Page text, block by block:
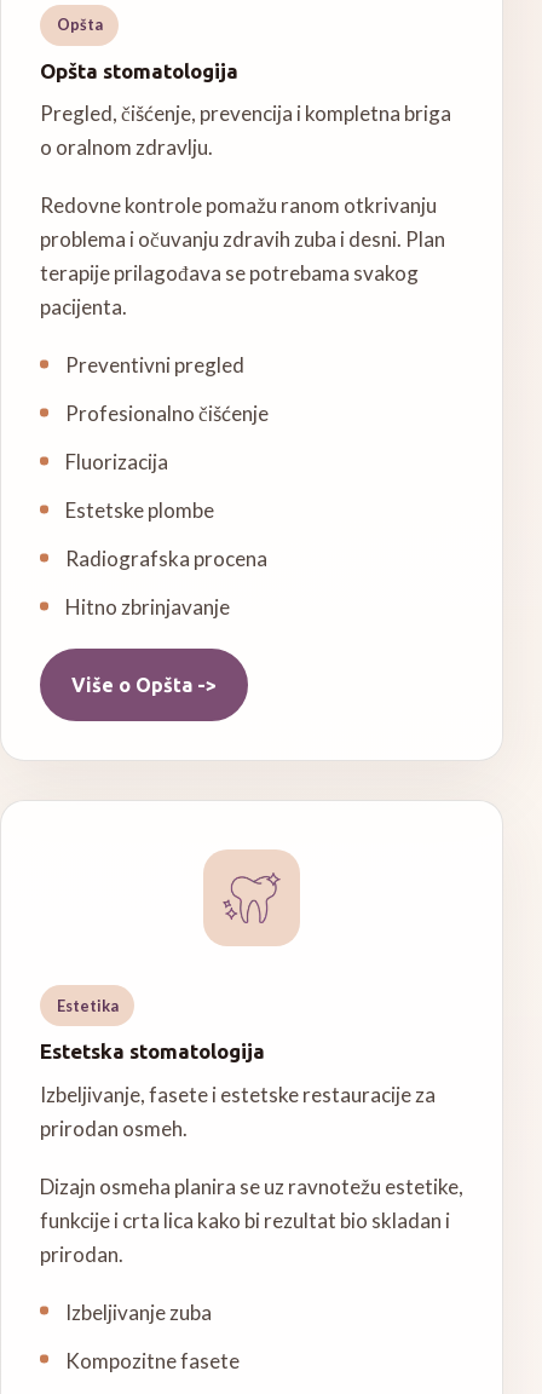
Opšta
Opšta stomatologija
Pregled, čišćenje, prevencija i kompletna briga
o oralnom zdravlju.
Redovne kontrole pomažu ranom otkrivanju
problema i očuvanju zdravih zuba i desni. Plan
terapije prilagođava se potrebama svakog
pacijenta.
Preventivni pregled
Profesionalno čišćenje
Fluorizacija
Estetske plombe
Radiografska procena
Hitno zbrinjavanje
Više o Opšta ->
Estetika
Estetska stomatologija
Izbeljivanje, fasete i estetske restauracije za
prirodan osmeh.
Dizajn osmeha planira se uz ravnotežu estetike,
funkcije i crta lica kako bi rezultat bio skladan i
prirodan.
Izbeljivanje zuba
Kompozitne fasete